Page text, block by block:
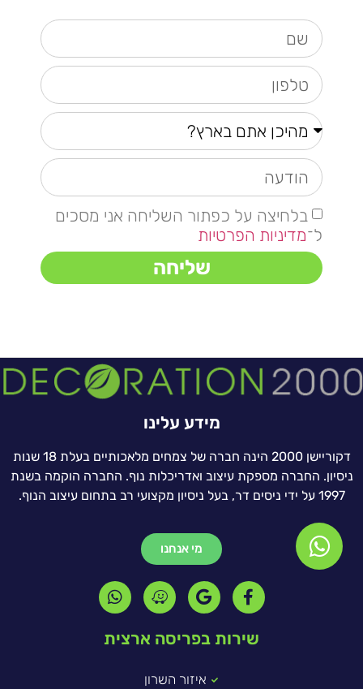
בלחיצה על כפתור השליחה אני מסכים
ל־מדיניות הפרטיות
שליחה
מידע עלינו
דקוריישן 2000 הינה חברה של צמחים מלאכותיים בעלת 18 שנות
ניסיון. החברה מספקת עיצוב ואדריכלות נוף. החברה הוקמה בשנת
1997 על ידי ניסים דר, בעל ניסיון מקצועי רב בתחום עיצוב הנוף.
מי אנחנו
שירות בפריסה ארצית
איזור השרון